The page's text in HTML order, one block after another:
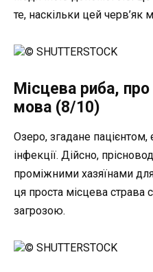
те, наскільки цей
© SHUTTERSTOCK
Місцева риба,
мова (8/10)
Озеро, згадане
інфекції. Дійсно,
проміжними хазяїнами
ця проста місцева
загрозою.
© SHUTTERSTOCK